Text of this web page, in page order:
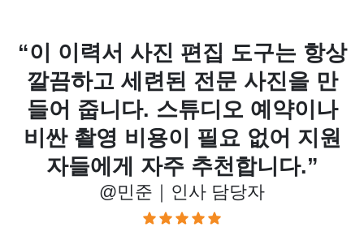
“이 이력서 사진 편집 도구는 항상
깔끔하고 세련된 전문 사진을 만
들어 줍니다. 스튜디오 예약이나
비싼 촬영 비용이 필요 없어 지원
자들에게 자주 추천합니다.”
@민준｜인사 담당자